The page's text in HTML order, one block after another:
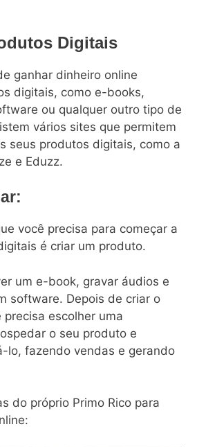
Digitais
ganhar dinheiro online
digitais, como e-books,
ou qualquer outro tipo de
vários sites que permitem
seus produtos digitais, como a
e Eduzz.
você precisa para começar a
é criar um produto.
um e-book, gravar áudios e
software. Depois de criar o
escolher uma
o seu produto e
lo, fazendo vendas e gerando
do próprio Primo Rico para